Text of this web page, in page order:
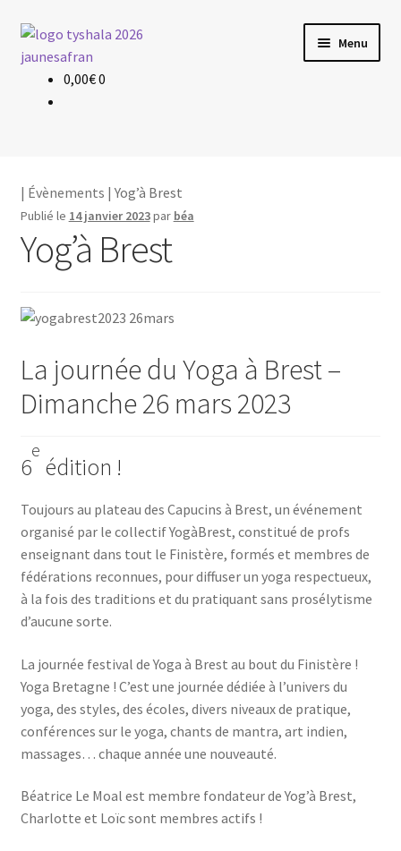
Aller
à
navigation
Aller
au
contenu
Menu
Évènements
Les profs
Le yoga
0,00€0
| Évènements | Yog’à Brest
Publié le 14 janvier 2023par béa
Yog’à Brest
La journée du Yoga à Brest –
Dimanche 26 mars 2023
6
e
édition !
Tou­jours au pla­teau des Capu­cins à Brest, un évé­ne­ment
orga­ni­sé par le col­lec­tif Yogà­Brest, consti­tué de profs
ensei­gnant dans tout le Finis­tère, for­més et membres de
fédé­ra­tions recon­nues, pour dif­fu­ser un yoga res­pec­tueux,
à la fois des tra­di­tions et du pra­ti­quant sans pro­sé­ly­tisme
d’au­cune sorte.
La jour­née fes­ti­val de Yoga à Brest au bout du Finis­tère !
Yoga Bre­tagne ! C’est une jour­née dédiée à l’u­ni­vers du
yoga, des styles, des écoles, divers niveaux de pra­tique,
confé­rences sur le yoga, chants de man­tra, art indien,
mas­sages… chaque année une nouveauté.
Béa­trice Le Moal est membre fon­da­teur de Yog’à Brest,
Char­lotte et Loïc sont membres actifs !